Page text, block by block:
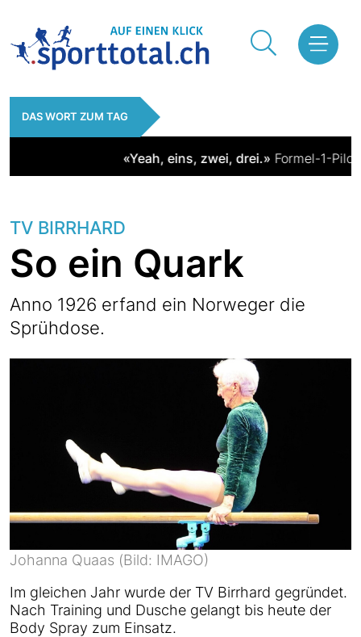
DAS WORT ZUM TAG
«Yeah, eins, zwei, drei.»Formel-1-Pilot
TV BIRRHARD
So ein Quark
Anno 1926 erfand ein Norweger die
Sprühdose.
Johanna Quaas (Bild: IMAGO)
Im gleichen Jahr wurde der TV Birrhard gegründet.
Nach Training und Dusche gelangt bis heute der
Body Spray zum Einsatz.